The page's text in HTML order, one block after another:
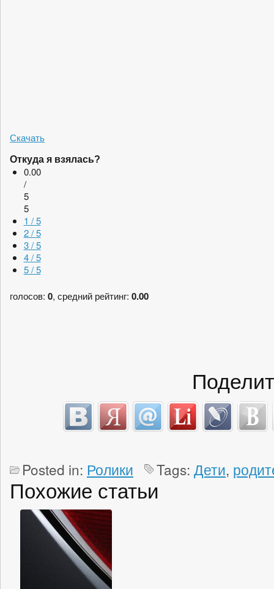
Скачать
Откуда я взялась?
0.00
/
5
5
1 / 5
2 / 5
3 / 5
4 / 5
5 / 5
голосов: 0, средний рейтинг: 0.00
Posted in: Ролики Tags: Дети,
Похожие статьи